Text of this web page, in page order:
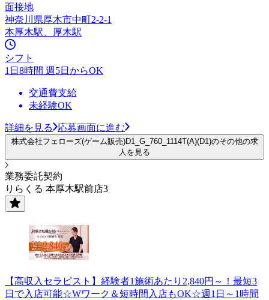
面接地
神奈川県厚木市中町2-2-1
本厚木駅、厚木駅
シフト
1日8時間 週5日からOK
交通費支給
未経験OK
詳細を見る 応募画面に進む
株式会社フェローズ(ゲーム販売)D1_G_760_1114T(A)(D1)のその他の求
人を見る
業務委託契約
りらくる 本厚木駅前店3
【高収入セラピスト】経験者1施術あたり2,840円～！最短3
日で入店可能☆Wワーク＆短時間入店もOK☆週1日～1時間